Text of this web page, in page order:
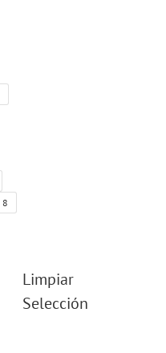
8
Limpiar
Selección